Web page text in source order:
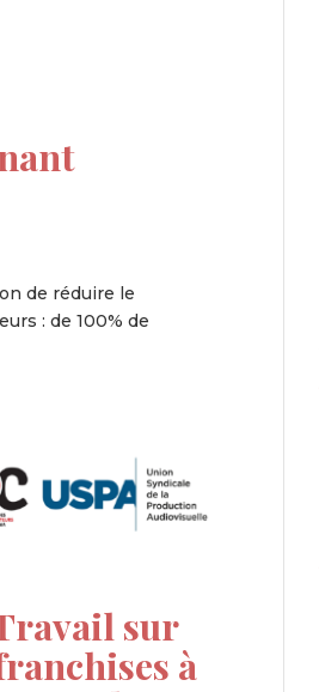
de réduire le
: de 100% de
sur
à